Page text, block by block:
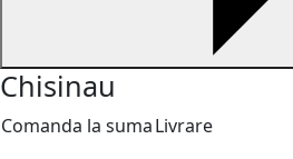
Chisinau
Comanda la sumaLivrare